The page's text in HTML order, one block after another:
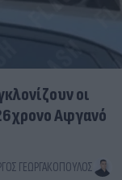
οι
Αφγανό
ΓΕΩΡΓΑΚΌΠΟΥΛΟΣ